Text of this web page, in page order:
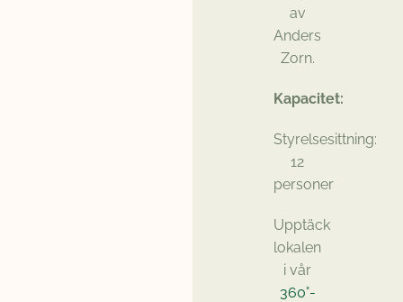
av
Anders
Zorn.
Kapacitet:
Styrelsesittning:
12
personer
Upptäck
lokalen
i vår
360°-